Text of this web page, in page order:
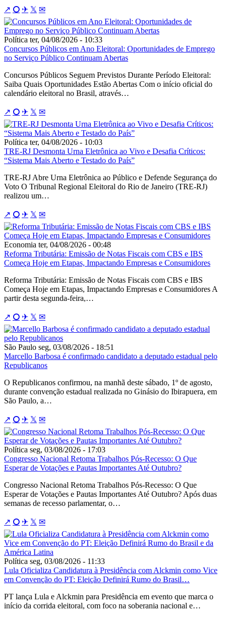
↗ ⭘ ✈ 𝕏 ✉
Política ter, 04/08/2026 - 10:33
Concursos Públicos em Ano Eleitoral: Oportunidades de Emprego
no Serviço Público Continuam Abertas
Concursos Públicos Seguem Previstos Durante Período Eleitoral:
Saiba Quais Oportunidades Estão Abertas Com o início oficial do
calendário eleitoral no Brasil, através…
↗ ⭘ ✈ 𝕏 ✉
Política ter, 04/08/2026 - 10:03
TRE-RJ Desmonta Urna Eletrônica ao Vivo e Desafia Críticos:
“Sistema Mais Aberto e Testado do País”
TRE-RJ Abre Urna Eletrônica ao Público e Defende Segurança do
Voto O Tribunal Regional Eleitoral do Rio de Janeiro (TRE-RJ)
realizou um…
↗ ⭘ ✈ 𝕏 ✉
Economia ter, 04/08/2026 - 00:48
Reforma Tributária: Emissão de Notas Fiscais com CBS e IBS
Começa Hoje em Etapas, Impactando Empresas e Consumidores
Reforma Tributária: Emissão de Notas Fiscais com CBS e IBS
Começa Hoje em Etapas, Impactando Empresas e Consumidores A
partir desta segunda-feira,…
↗ ⭘ ✈ 𝕏 ✉
São Paulo seg, 03/08/2026 - 18:51
Marcello Barbosa é confirmado candidato a deputado estadual pelo
Republicanos
O Republicanos confirmou, na manhã deste sábado, 1º de agosto,
durante convenção estadual realizada no Ginásio do Ibirapuera, em
São Paulo, a…
↗ ⭘ ✈ 𝕏 ✉
Política seg, 03/08/2026 - 17:03
Congresso Nacional Retoma Trabalhos Pós-Recesso: O Que
Esperar de Votações e Pautas Importantes Até Outubro?
Congresso Nacional Retoma Trabalhos Pós-Recesso: O Que
Esperar de Votações e Pautas Importantes Até Outubro? Após duas
semanas de recesso parlamentar, o…
↗ ⭘ ✈ 𝕏 ✉
Política seg, 03/08/2026 - 11:33
Lula Oficializa Candidatura à Presidência com Alckmin como Vice
em Convenção do PT: Eleição Definirá Rumo do Brasil…
PT lança Lula e Alckmin para Presidência em evento que marca o
início da corrida eleitoral, com foco na soberania nacional e…